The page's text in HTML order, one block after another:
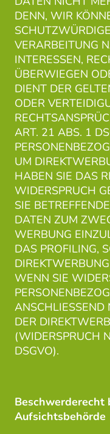
DENN, WIR
VERARBEITUNG
INTERESSEN,
ÜBERWIEGEN
DIENT DER
ODER
ART. 21 ABS. 1
UM
HABEN SIE DAS
WIDERSPRUCH
SIE
DATEN ZUM
WERBUNG
DAS PROFILING,
WENN SIE
ANSCHLIESSEND
DER
(WIDERSPRUCH
DSGVO).
Beschwerderecht
Aufsichtsbehörde